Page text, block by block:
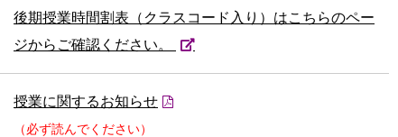
後期授業時間割表（クラスコード入り）はこちらのペー
ジからご確認ください。
授業に関するお知らせ
（必ず読んでください）